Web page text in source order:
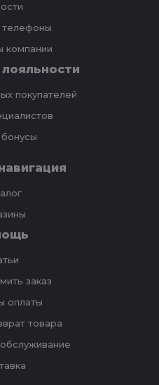
компании
покупателей
заказ
оплаты
товара